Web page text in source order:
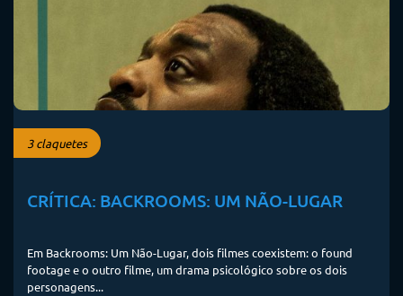
3 claquetes
CRÍTICA: BACKROOMS: UM NÃO-LUGAR
Em Backrooms: Um Não-Lugar, dois filmes coexistem: o found
footage e o outro filme, um drama psicológico sobre os dois
personagens...